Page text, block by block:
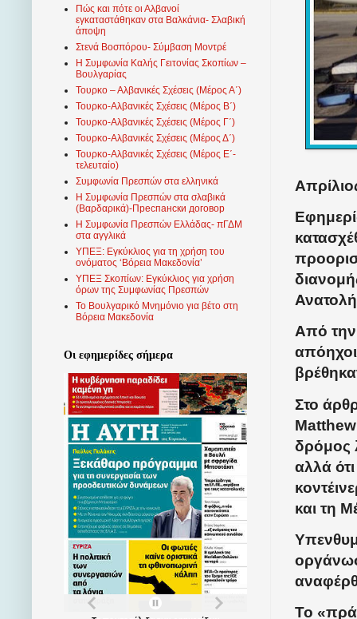
Από την
Στο
Matthew
δρόμος
αλλά
και τη
Το
Πώς και πότε οι Αλβανοί
εγκαταστάθηκαν στα Βαλκάνια- Σλαβική
άποψη
Στενά Βοσπόρου- Σύμβαση Μοντρέ
Η Συμφωνία Καλής Γειτονίας Σκοπίων –
Βουλγαρίας
Τουρκο – Αλβανικές Σχέσεις (Mέρος Α΄)
Τουρκο-Αλβανικές Σχέσεις (Μέρος Β΄)
Τουρκο-Αλβανικές Σχέσεις (Μέρος Γ΄)
Τουρκο-Αλβανικές Σχέσεις (Μέρος Δ΄)
Τουρκο-Αλβανικές Σχέσεις (Μέρος Ε΄-
τελευταίο)
Συμφωνία Πρεσπών στα ελληνικά
Η Συμφωνία Πρεσπών στα σλαβικά
(Βαρδαρικά)-Преспански договор
Η Συμφωνία Πρεσπών Ελλάδας- πΓΔΜ
στα αγγλικά
ΥΠΕΞ: Εγκύκλιος για τη χρήση του
ονόματος ‘Βόρεια Μακεδονία’
ΥΠΕΞ Σκοπίων: Εγκύκλιος για χρήση
όρων της Συμφωνίας Πρεσπών
Το Βουλγαρικό Μνημόνιο για βέτο στη
Βόρεια Μακεδονία
Οι εφημερίδες σήμερα